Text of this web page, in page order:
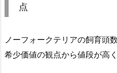
点
ノーフォークテリアの飼育頭
希少価値の観点から値段が高